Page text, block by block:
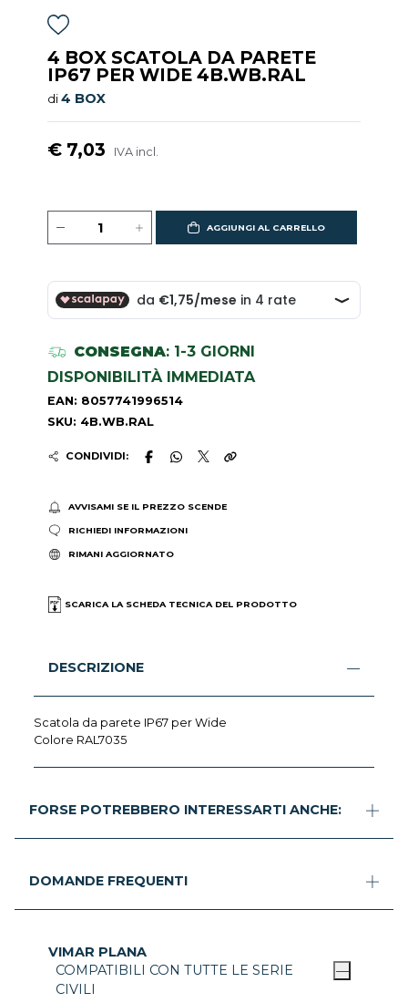
4 BOX SCATOLA DA PARETE
IP67 PER WIDE 4B.WB.RAL
di4 BOX
€ 7,03 IVA incl.
AGGIUNGI AL CARRELLO
CONSEGNA: 1-3 GIORNI
DISPONIBILITÀ IMMEDIATA
EAN: 8057741996514
SKU: 4B.WB.RAL
CONDIVIDI:
AVVISAMI SE IL PREZZO SCENDE
RICHIEDI INFORMAZIONI
RIMANI AGGIORNATO
SCARICA LA SCHEDA TECNICA DEL PRODOTTO
DESCRIZIONE
Scatola da parete IP67 per Wide
Colore RAL7035
FORSE POTREBBERO INTERESSARTI ANCHE:
DOMANDE FREQUENTI
VIMAR PLANA
COMPATIBILI CON TUTTE LE SERIE
CIVILI